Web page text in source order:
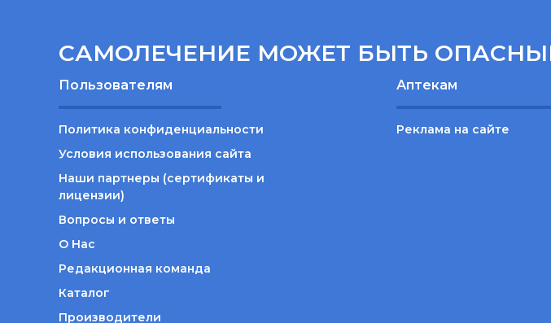
САМОЛЕЧЕНИЕ МОЖЕТ БЫТЬ
Пользователям
Политика конфиденциальности
Условия использования сайта
Наши партнеры (сертификаты и
лицензии)
Вопросы и ответы
О Нас
Редакционная команда
Каталог
Производители
Аптекам
Реклама на сайте